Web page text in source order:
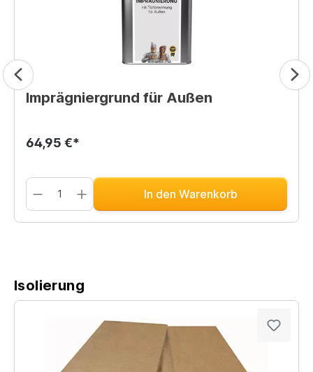
Imprägniergrund für Außen
64,95 €*
In den Warenkorb
Isolierung